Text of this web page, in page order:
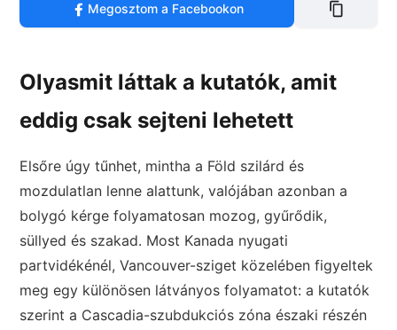
Megosztom a Facebookon
Olyasmit láttak a kutatók, amit
eddig csak sejteni lehetett
Elsőre úgy tűnhet, mintha a Föld szilárd és
mozdulatlan lenne alattunk, valójában azonban a
bolygó kérge folyamatosan mozog, gyűrődik,
süllyed és szakad. Most Kanada nyugati
partvidékénél, Vancouver-sziget közelében figyeltek
meg egy különösen látványos folyamatot: a kutatók
szerint a Cascadia-szubdukciós zóna északi részén